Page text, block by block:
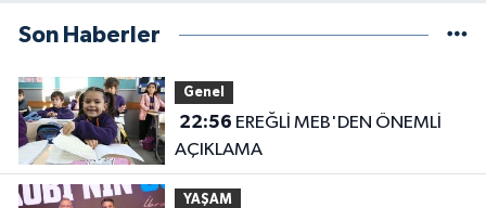
Son Haberler
Genel
22:56
AÇIKLAMA
YAŞAM